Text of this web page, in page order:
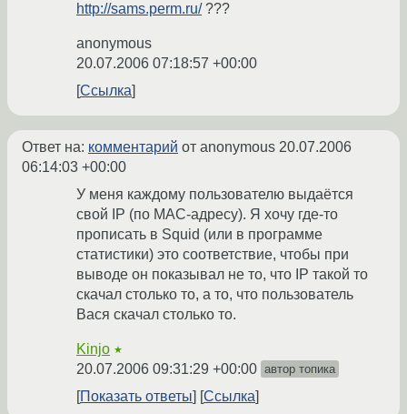
http://sams.perm.ru/???
anonymous
20.07.2006 07:18:57 +00:00
Ссылка
Ответ на: комментарий от anonymous 20.07.2006
06:14:03 +00:00
У меня каждому пользователю выдаётся
свой IP (по MAC-адресу). Я хочу где-то
прописать в Squid (или в программе
статистики) это соответствие, чтобы при
выводе он показывал не то, что IP такой то
скачал столько то, а то, что пользователь
Вася скачал столько то.
Kinjo ★
20.07.2006 09:31:29 +00:00 автор топика
Показать ответы Ссылка